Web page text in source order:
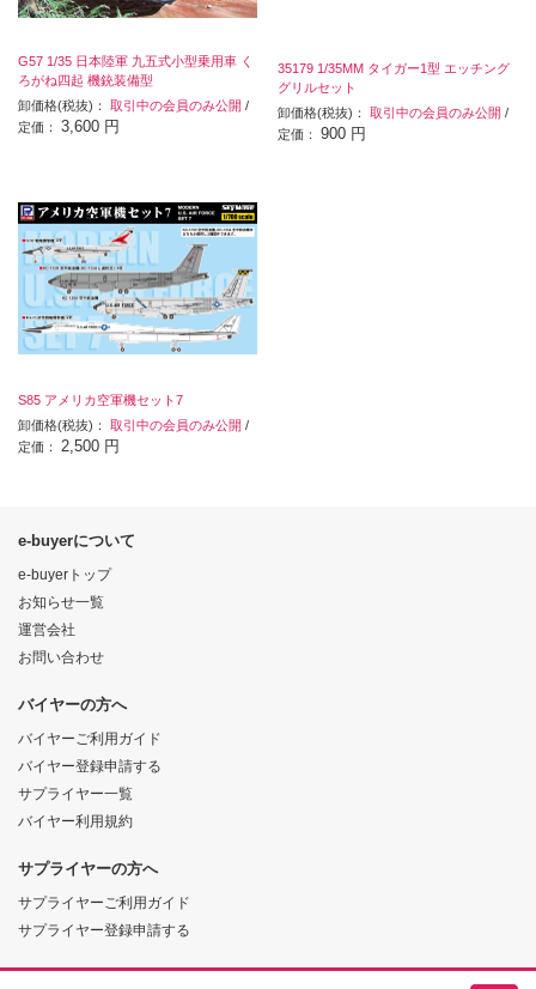
G57 1/35 日本陸軍 九五式小型乗用車 く
ろがね四起 機銃装備型
卸価格(税抜)： 取引中の会員のみ公開 /
定価： 3,600 円
35179 1/35MM タイガー1型 エッチング
グリルセット
卸価格(税抜)：取引中の会員のみ公開 /
定価：900 円
S85 アメリカ空軍機セット7
卸価格(税抜)： 取引中の会員のみ公開 /
定価： 2,500 円
e-buyerについて
e-buyerトップ
お知らせ一覧
運営会社
お問い合わせ
バイヤーの方へ
バイヤーご利用ガイド
バイヤー登録申請する
サプライヤー一覧
バイヤー利用規約
サプライヤーの方へ
サプライヤーご利用ガイド
サプライヤー登録申請する